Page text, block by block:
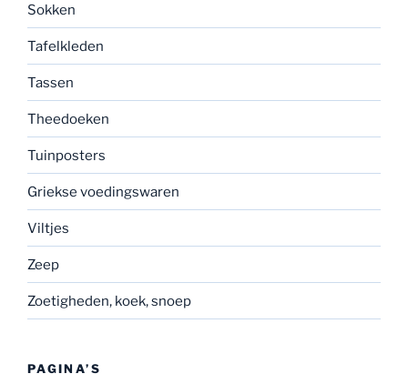
Sokken
Tafelkleden
Tassen
Theedoeken
Tuinposters
Griekse voedingswaren
Viltjes
Zeep
Zoetigheden, koek, snoep
PAGINA’S